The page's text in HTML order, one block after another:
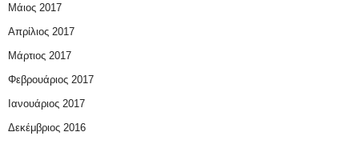
Μάιος 2017
Απρίλιος 2017
Μάρτιος 2017
Φεβρουάριος 2017
Ιανουάριος 2017
Δεκέμβριος 2016